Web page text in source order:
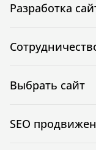
Разработка
Выбрать сайт
SEO